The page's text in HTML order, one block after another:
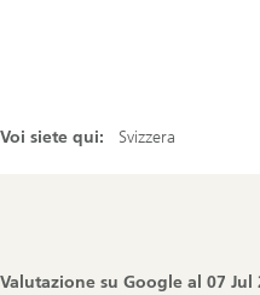
Voi siete qui: Svizzera
Valutazione su Google al 07 Jul